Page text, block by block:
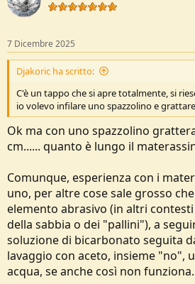
7 Dicembre 2025
Djakoric ha scritto:
C'è un tappo che si apre totalmente, si
io volevo infilare uno spazzolino e grattare
Ok ma con uno spazzolino
cm...... quanto è lungo il
Comunque, esperienza con i
uno, per altre cose sale grosso
elemento abrasivo (in altri
della sabbia o dei "pallini"), a
soluzione di bicarbonato seguita
lavaggio con aceto, insieme "no",
acqua, se anche così non